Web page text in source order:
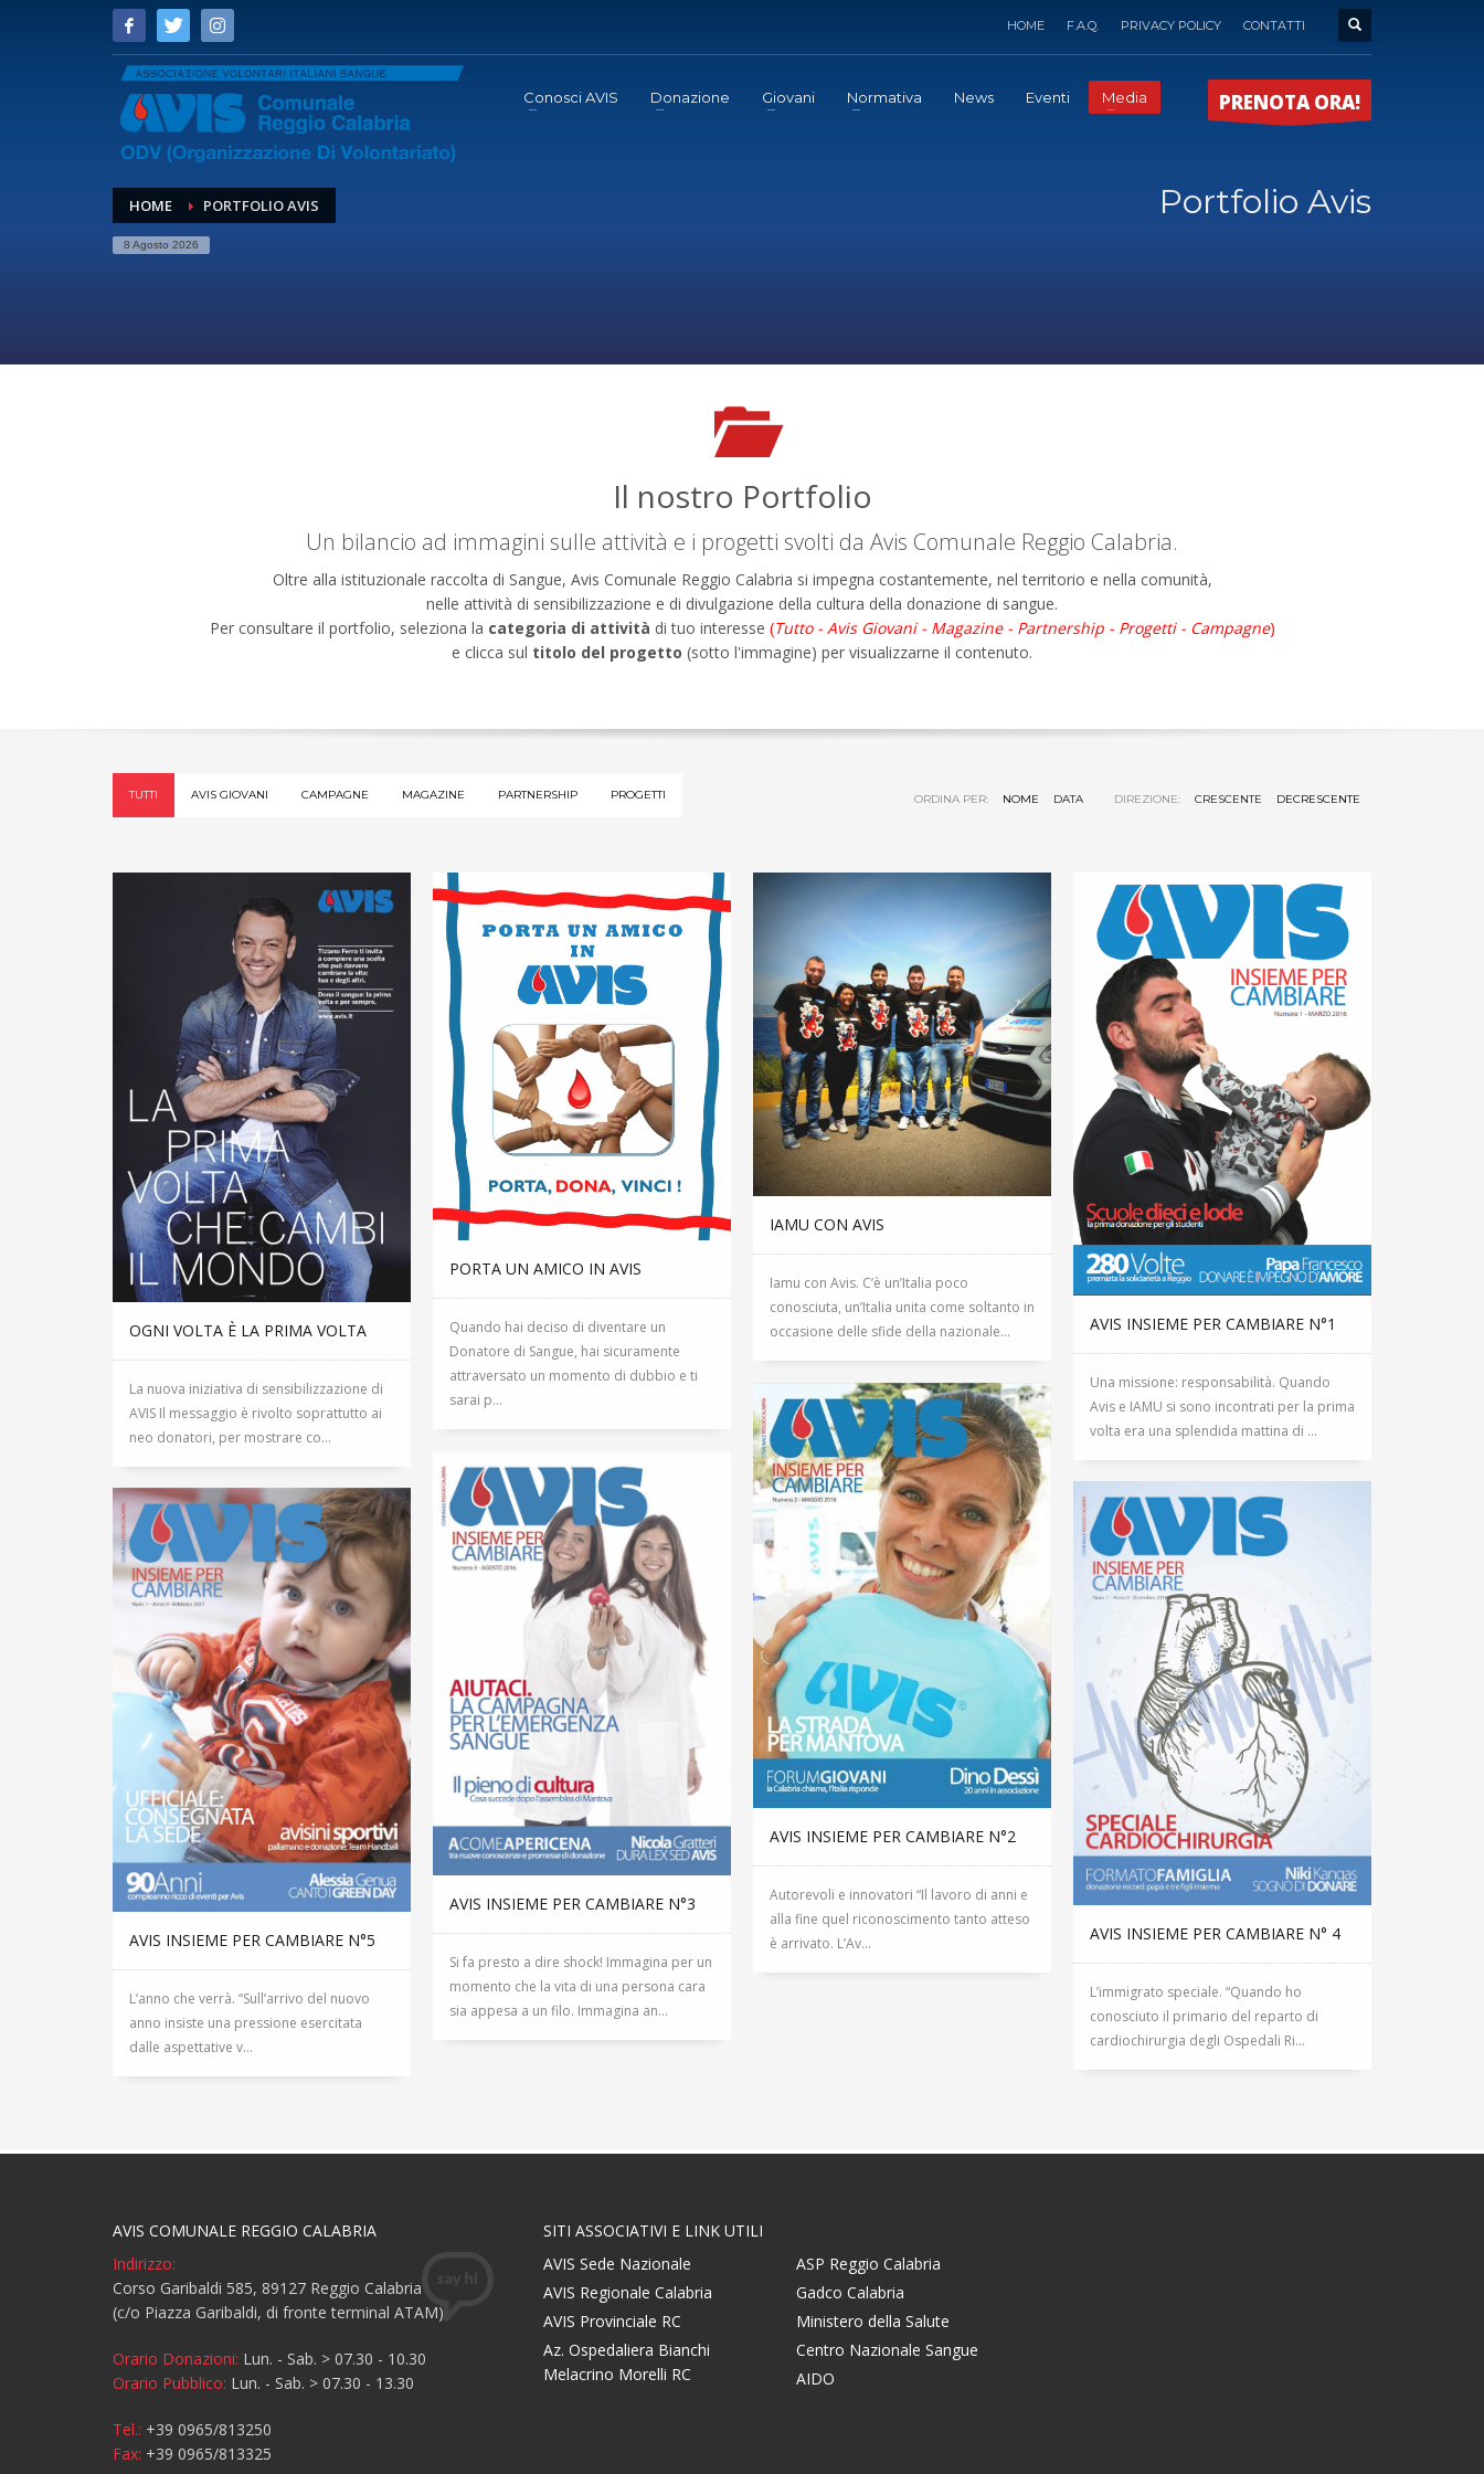
HOME F.A.Q. PRIVACY POLICY CONTATTI
Conosci AVIS Donazione Giovani Normativa News Eventi Media PRENOTA ORA!
HOME PORTFOLIO AVIS
8 Agosto 2026
Portfolio Avis
Il nostro Portfolio
Un bilancio ad immagini sulle attività e i progetti svolti da Avis Comunale Reggio Calabria.
Oltre alla istituzionale raccolta di Sangue, Avis Comunale Reggio Calabria si impegna costantemente, nel territorio e nella comunità,
nelle attività di sensibilizzazione e di divulgazione della cultura della donazione di sangue.
Per consultare il portfolio, seleziona la categoria di attività di tuo interesse (Tutto - Avis Giovani - Magazine - Partnership - Progetti - Campagne)
e clicca sul titolo del progetto (sotto l'immagine) per visualizzarne il contenuto.
ORDINA PER: NOME DATA DIREZIONE: CRESCENTE DECRESCENTE
TUTTI AVIS GIOVANI CAMPAGNE MAGAZINE PARTNERSHIP PROGETTI
OGNI VOLTA È LA PRIMA VOLTA
La nuova iniziativa di sensibilizzazione di
AVIS Il messaggio è rivolto soprattutto ai
neo donatori, per mostrare co...
PORTA UN AMICO IN AVIS
Quando hai deciso di diventare un
Donatore di Sangue, hai sicuramente
attraversato un momento di dubbio e ti
sarai p...
IAMU CON AVIS
Iamu con Avis. C’è un’Italia poco
conosciuta, un’Italia unita come soltanto in
occasione delle sfide della nazionale...
AVIS INSIEME PER CAMBIARE N°1
Una missione: responsabilità. Quando
Avis e IAMU si sono incontrati per la prima
volta era una splendida mattina di ...
AVIS INSIEME PER CAMBIARE N°2
Autorevoli e innovatori “Il lavoro di anni e
alla fine quel riconoscimento tanto atteso
è arrivato. L’Av...
AVIS INSIEME PER CAMBIARE N°3
Si fa presto a dire shock! Immagina per un
momento che la vita di una persona cara
sia appesa a un filo. Immagina an...
AVIS INSIEME PER CAMBIARE N° 4
L’immigrato speciale. “Quando ho
conosciuto il primario del reparto di
cardiochirurgia degli Ospedali Ri...
AVIS INSIEME PER CAMBIARE N°5
L’anno che verrà. “Sull’arrivo del nuovo
anno insiste una pressione esercitata
dalle aspettative v...
AVIS COMUNALE REGGIO CALABRIA
Indirizzo:
Corso Garibaldi 585, 89127 Reggio Calabria
(c/o Piazza Garibaldi, di fronte terminal ATAM)
Orario Donazioni: Lun. - Sab. > 07.30 - 10.30
Orario Pubblico: Lun. - Sab. > 07.30 - 13.30
Tel.: +39 0965/813250
Fax: +39 0965/813325
SITI ASSOCIATIVI E LINK UTILI
AVIS Sede Nazionale
ASP Reggio Calabria
AVIS Regionale Calabria
Gadco Calabria
AVIS Provinciale RC
Ministero della Salute
Az. Ospedaliera Bianchi
Melacrino Morelli RC
Centro Nazionale Sangue
AIDO